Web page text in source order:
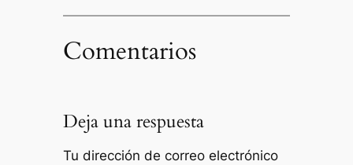
Comentarios
Deja una respuesta
Tu dirección de correo electrónico